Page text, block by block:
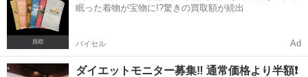
出来ます！ 何から始めたらいい...
眠った着物が宝物に!?驚きの買取額が続出
バイセル Ad
ダイエットモニター募集‼️ 通常価格より半額❗️